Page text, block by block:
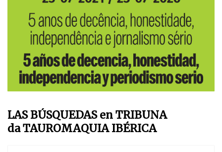
LAS BÚSQUEDAS en TRIBUNA
da TAUROMAQUIA IBÉRICA